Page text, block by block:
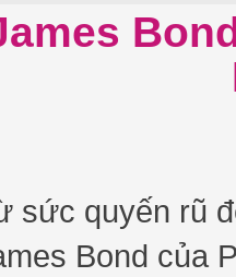
sức quyến rũ
Bond của